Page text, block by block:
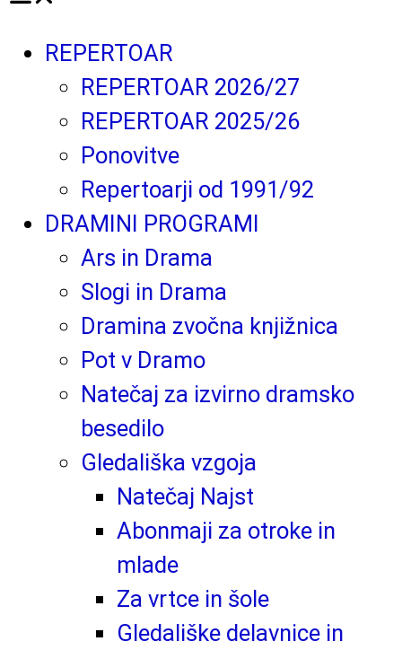
REPERTOAR
REPERTOAR 2026/27
REPERTOAR 2025/26
Ponovitve
Repertoarji od 1991/92
DRAMINI PROGRAMI
Ars in Drama
Slogi in Drama
Dramina zvočna knjižnica
Pot v Dramo
Natečaj za izvirno dramsko
besedilo
Gledališka vzgoja
Natečaj Najst
Abonmaji za otroke in
mlade
Za vrtce in šole
Gledališke delavnice in